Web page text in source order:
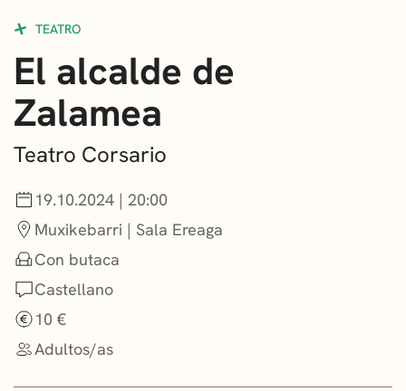
CONVOCATORIAS
NOTICIAS
GETXO KULTURA
ASOCIACIONES CULTURALES
TEATRO
El alcalde de
Zalamea
Teatro Corsario
19.10.2024 | 20:00
Muxikebarri | Sala Ereaga
Con butaca
Castellano
10 €
Adultos/as